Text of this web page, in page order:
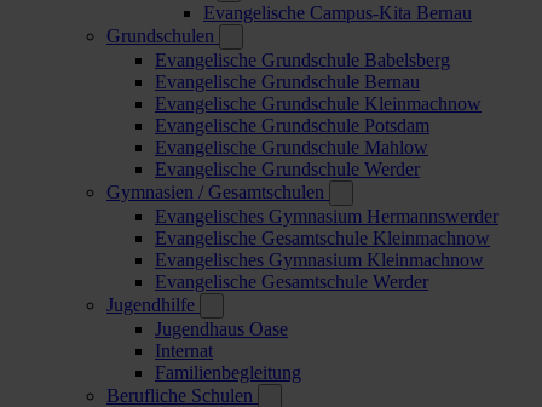
Evangelische Campus-Kita Bernau
Grundschulen
Evangelische Grundschule Babelsberg
Evangelische Grundschule Bernau
Evangelische Grundschule Kleinmachnow
Evangelische Grundschule Potsdam
Evangelische Grundschule Mahlow
Evangelische Grundschule Werder
Gymnasien / Gesamtschulen
Evangelisches Gymnasium Hermannswerder
Evangelische Gesamtschule Kleinmachnow
Evangelisches Gymnasium Kleinmachnow
Evangelische Gesamtschule Werder
Jugendhilfe
Jugendhaus Oase
Internat
Familienbegleitung
Berufliche Schulen